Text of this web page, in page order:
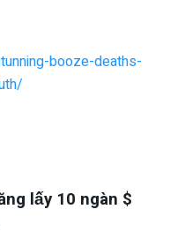
booze-deaths-
lấy 10 ngàn $